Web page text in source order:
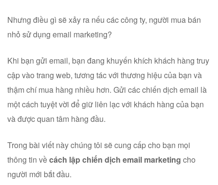
Nhưng điều gì sẽ xảy ra nếu các công ty, người mua bán
nhỏ sử dụng email marketing?
Khi bạn gửi email, bạn đang khuyến khích khách hàng truy
cập vào trang web, tương tác với thương hiệu của bạn và
thậm chí mua hàng nhiều hơn. Gửi các chiến dịch email là
một cách tuyệt vời để giữ liên lạc với khách hàng của bạn
và được quan tâm hàng đầu.
Trong bài viết này chúng tôi sẽ cung cấp cho bạn mọi
thông tin vềcách lập chiến dịch email marketing cho
người mới bắt đầu.